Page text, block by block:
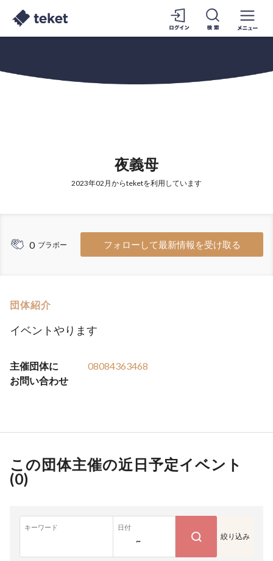
夜義母
2023年02月からteketを利用しています
0 ブラボー フォローして最新情報を受け取る
団体紹介
イベントやります
主催団体に
お問い合わせ
08084363468
この団体主催の近日予定イベント
(0)
キーワード 日付
~ 絞り込み